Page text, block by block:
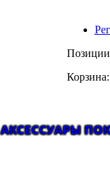
Корзина:
АКСЕССУАРЫ